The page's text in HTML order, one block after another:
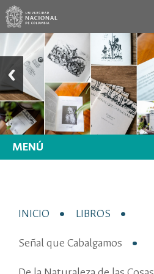
MENÚ
INICIO LIBROS
Señal que Cabalgamos